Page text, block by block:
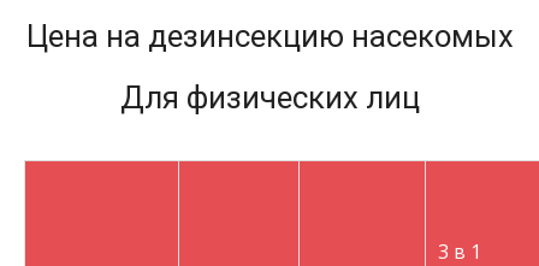
Цена на дезинсекцию насекомых
Для физических лиц
3 в 1